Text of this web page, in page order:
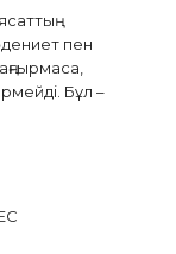
пен
Бұл –